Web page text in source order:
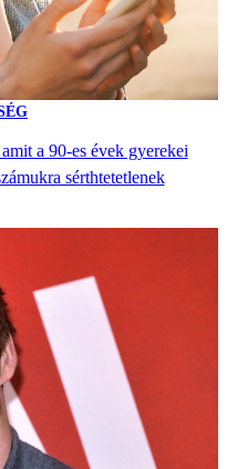
a 90-es évek gyerekei
sérthtetetlenek